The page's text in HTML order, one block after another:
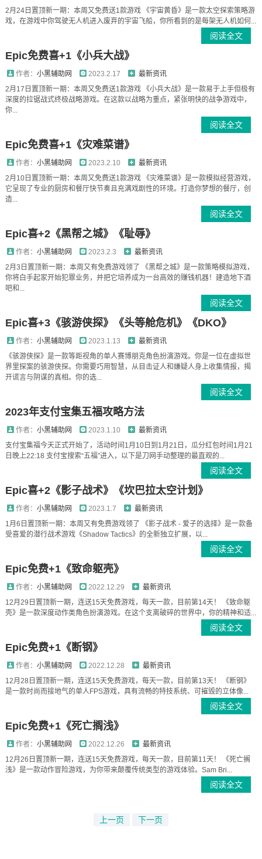
2月24日置顶新一期：本周又免费送1款游戏 《宇宙黄昏》是一款太空探索策略游
戏，在游戏中你驾驶无人机进入废弃的宇宙飞船，你所看到的是每架无人机如何...
阅读全文
Epic免费喜+1《小兵大战》
作者： 小黑辅助网 2023.2.17
最新资讯
2月17日置顶新一期：本周又免费送1款游戏 《小兵大战》是一款易于上手但极有
深度的拉锯战式终极战略游戏。在这款以战略为重点，紧张明快的战争游戏中，
你...
阅读全文
Epic免费喜+1《灾难菜谱》
作者： 小黑辅助网 2023.2.10
最新资讯
2月10日置顶新一期：本周又免费送1款游戏 《灾难菜谱》是一款模拟经营游戏，
它呈现了专业的厨房和餐厅快节奏且充满戏剧性的环境。打造你梦想的餐厅，创
造...
阅读全文
Epic喜+2《黑帮之城》《耻辱》
作者： 小黑辅助网 2023.2.3
最新资讯
2月3日置顶新一期：本周又有免费游戏领了 《黑帮之城》是一款策略模拟游戏，
你将白手起家开始犯罪业务，并把它培养成为一台高效的赚钱机器！建造地下酒
吧和...
阅读全文
Epic喜+3《骇游侠探》《头等舱危机》《DKO》
作者： 小黑辅助网 2023.1.13
最新资讯
《骇游侠探》是一款等距视角的单人赛博朋克角色扮演游戏。你是一位在虚拟世
界里探案的骇游侠探。你需要巧用智慧，从目击证人和嫌疑人身上收集情报，揭
开谎言与阴谋的真相。你的选...
阅读全文
2023年支付宝集五福攻略方法
作者： 小黑辅助网 2023.1.10
最新资讯
支付宝集福今天正式开始了，活动时间1月10日到1月21日，瓜分红包时间1月21
日晚上22:18 支付宝搜索“五福”进入，以下是刀网手动整理的最直观的...
阅读全文
Epic喜+2《影子战术》《坎巴拉太空计划》
作者： 小黑辅助网 2023.1.7
最新资讯
1月6日置顶新一期：本周又有免费游戏领了 《影子战术 - 爱子的选择》是一款备
受喜爱的潜行战术游戏《Shadow Tactics》的全新独立扩展，以...
阅读全文
Epic免费+1《致命躯壳》
作者： 小黑辅助网 2022.12.29
最新资讯
12月29日置顶新一期，连送15天免费游戏，每天一款，目前第14天！ 《致命躯
壳》是一款深度动作类角色扮演游戏。在这个支离破碎的世界中，你的精神和适...
阅读全文
Epic免费+1《断钢》
作者： 小黑辅助网 2022.12.28
最新资讯
12月28日置顶新一期，连送15天免费游戏，每天一款，目前第13天！ 《断钢》
是一款时尚而接地气的单人FPS游戏，具有流畅的特技系统、可摧毁的立体像...
阅读全文
Epic免费+1《死亡搁浅》
作者： 小黑辅助网 2022.12.26
最新资讯
12月26日置顶新一期，连送15天免费游戏，每天一款，目前第11天！ 《死亡搁
浅》是一款动作冒险游戏，为你带来颠覆传统类型的游戏体验。Sam Bri...
阅读全文
上一页 下一页